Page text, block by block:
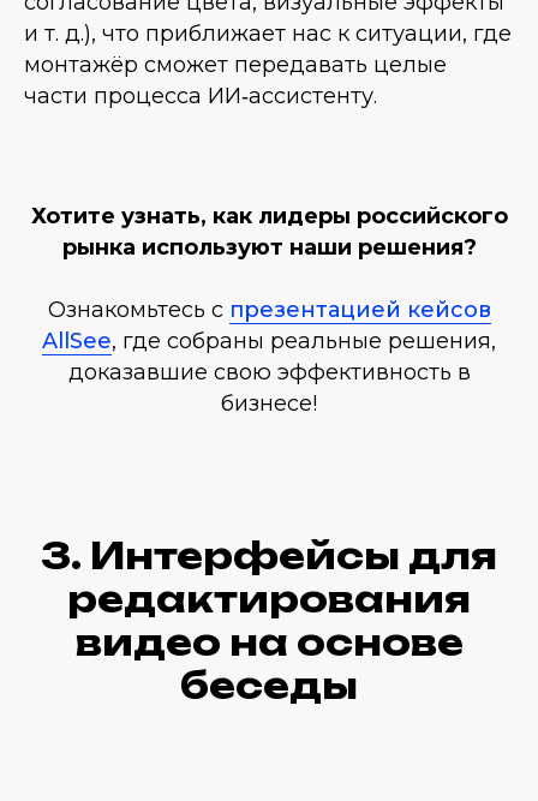
и т. д.), что приближает нас к ситуации, где
монтажёр сможет передавать целые
части процесса ИИ‑ассистенту.
Хотите узнать, как лидеры российского
рынка используют наши решения?
Ознакомьтесь с презентацией кейсов
AllSee, где собраны реальные решения,
доказавшие свою эффективность в
бизнесе!
3. Интерфейсы для
редактирования
видео на основе
беседы